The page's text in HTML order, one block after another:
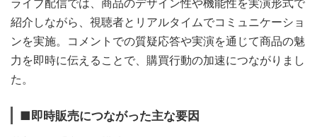
紹介しながら、視聴者とリアルタイムでコミュニケーショ
ンを実施。コメントでの質疑応答や実演を通じて商品の魅
力を即時に伝えることで、購買行動の加速につながりまし
た。
■即時販売につながった主な要因